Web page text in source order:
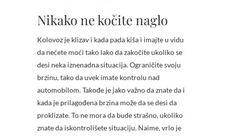
Nikako ne kočite naglo
Kolovoz je klizav i kada pada kiša i imajte u vidu
da nećete moći tako lako da zakočite ukoliko se
desi neka iznenadna situacija. Ograničite svoju
brzinu, tako da uvek imate kontrolu nad
automobilom. Takođe je jako važno da znate da i
kada je prilagođena brzina može da se desi da
proklizate. To ne mora da bude strašno, ukoliko
znate da iskontrolišete situaciju. Naime, vrlo je